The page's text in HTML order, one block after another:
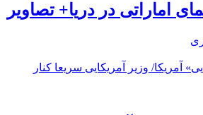
در دریا+ تصاویر